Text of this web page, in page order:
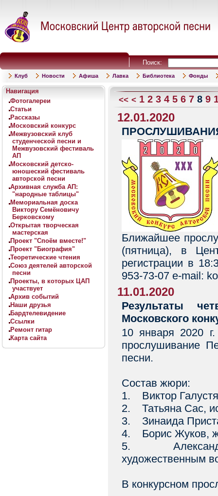
Поиск:
Клуб Новости Афиша Лавка Библиотека Фонды
Навигация
Фотогалереи
Статьи
Рассказы
Московский конкурс
Межвузовский клуб
студенческой песни и
Межвузовский фестиваль
АП
Московский детско-
юношеский фестиваль
авторской песни
Архивная служба АП:
"народные таблицы"
Мемориальная доска
Виктору Семёновичу
Берковскому
Открытая творческая
мастерская
Проект "Споём вместе!"
Проект "Биография"
Теоретические чтения
Союз деятелей авторской
песни
Проекты, в которых ЦАП
участвует
Архив событий
Наши друзья
Бардтелевидение
Ссылки
Ремонт гитар
Карта сайта
<< < 1 2 3 4 5 6 7 8 9
12.01.2020
ПРОСЛУШИВАНИЯ
Ближайшее
(пятница), в
регистрации в
953-73-07 e-mail:
11.01.2020
Результаты
Московского
10 января 2020
прослушивание
песни.
Состав жюри:
1. Виктор
2. Татьяна Сас,
3. Зинаида
4. Борис Жуков,
5. Александр
художественным
В конкурсном